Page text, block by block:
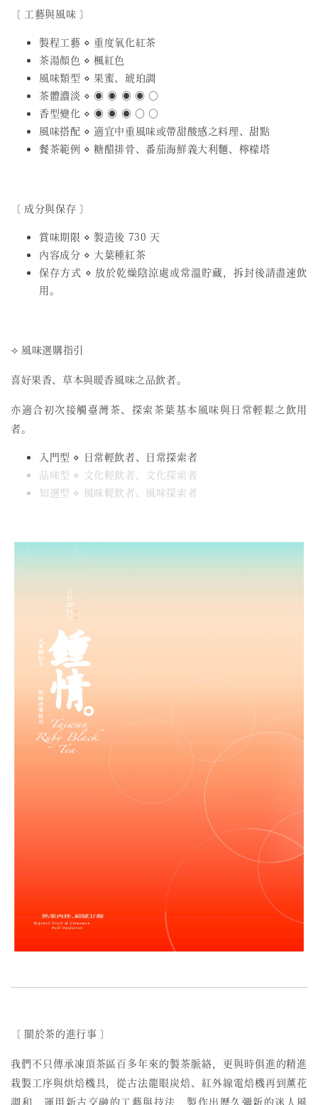
〔 工藝與風味 〕
製程工藝 ⋄ 重度氧化紅茶
茶湯顏色 ⋄ 楓紅色
風味類型 ⋄ 果蜜、琥珀調
茶體濃淡 ⋄ ◉ ◉ ◉ ◉ ○
香型變化 ⋄ ◉ ◉ ◉ ○ ○
風味搭配 ⋄ 適宜中重風味或帶甜酸感之料理、甜點
餐茶範例 ⋄ 糖醋排骨、番茄海鮮義大利麵、檸檬塔
〔 成分與保存 〕
賞味期限 ⋄ 製造後 730 天
內容成分 ⋄ 大葉種紅茶
保存方式 ⋄ 放於乾燥陰涼處或常溫貯藏，拆封後請盡速飲
用。
⟢ 風味選購指引
喜好果香、草本與暖香風味之品飲者。
亦適合初次接觸臺灣茶、探索茶葉基本風味與日常輕鬆之飲用
者。
入門型 ⋄ 日常輕飲者、日常探索者
品味型 ⋄ 文化輕飲者、文化探索者
知選型 ⋄ 風味輕飲者、風味探索者
〔 關於茶的進行事 〕
我們不只傳承凍頂茶區百多年來的製茶脈絡，更與時俱進的精進
栽製工序與烘焙機具，從古法龍眼炭焙、紅外線電焙機再到薰花
調和，運用新古交融的工藝與技法，製作出歷久彌新的迷人風